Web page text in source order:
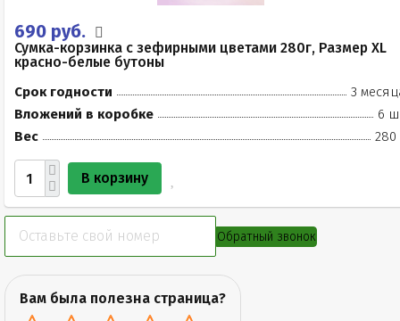
690 руб.
Сумка-корзинка с зефирными цветами 280г, Размер XL
красно-белые бутоны
Срок годности
3
Вложений в коробке
6
Вес
280
В корзину
Обратный звонок
Вам была полезна страница?